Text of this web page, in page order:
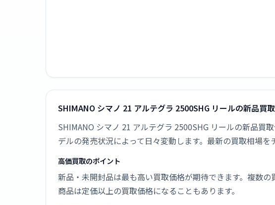
SHIMANO シマノ 21 アルテグラ 2500SHG リールの新品買
SHIMANO シマノ 21 アルテグラ 2500SHG リールの新品買
デルの発売状況によって日々変動します。最新の買取相場
高価買取のポイント
新品・未開封品は最も高い買取価格が期待できます。複数
商品は定価以上の買取価格になることもあります。